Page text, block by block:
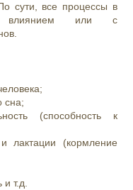
сути, все процессы в
влиянием или с
сна;
(способность к
лактации (кормление
и т.д.